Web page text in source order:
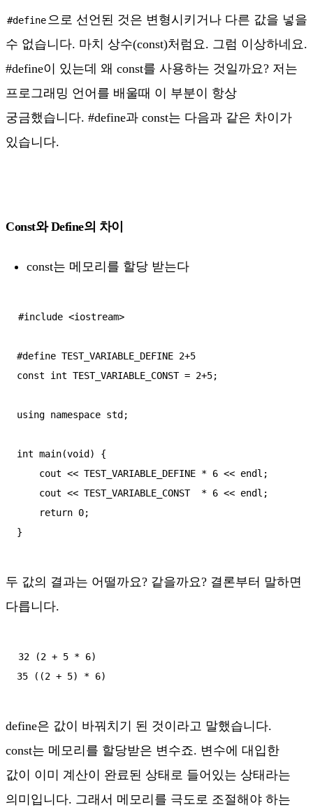
#define으로 선언된 것은 변형시키거나 다른 값을 넣을
수 없습니다. 마치 상수(const)처럼요. 그럼 이상하네요.
#define이 있는데 왜 const를 사용하는 것일까요? 저는
프로그래밍 언어를 배울때 이 부분이 항상
궁금했습니다. #define과 const는 다음과 같은 차이가
있습니다.
Const와 Define의 차이
const는 메모리를 할당 받는다
#include <iostream>
#define TEST_VARIABLE_DEFINE 2+5
const int TEST_VARIABLE_CONST = 2+5;
using namespace std;
int main(void) {
}
두 값의 결과는 어떨까요? 같을까요? 결론부터 말하면
다릅니다.
32 (2 + 5 * 6)
35 ((2 + 5) * 6)
define은 값이 바꿔치기 된 것이라고 말했습니다.
const는 메모리를 할당받은 변수죠. 변수에 대입한
값이 이미 계산이 완료된 상태로 들어있는 상태라는
의미입니다. 그래서 메모리를 극도로 조절해야 하는